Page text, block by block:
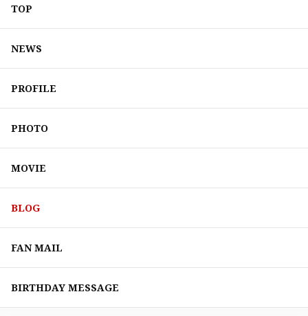
TOP
NEWS
PROFILE
PHOTO
MOVIE
BLOG
FAN MAIL
BIRTHDAY MESSAGE